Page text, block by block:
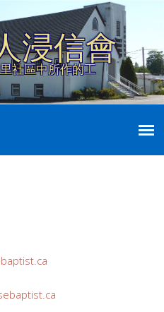
浸信會
社區中所作的工